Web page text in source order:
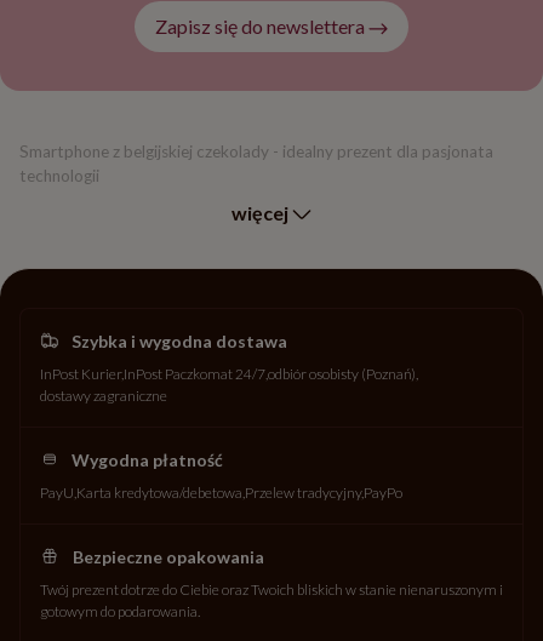
Zapisz się do newslettera
Smartphone z belgijskiej czekolady - idealny prezent dla pasjonata
technologii
więcej
Szybka i wygodna dostawa
InPost Kurier InPost Paczkomat 24/7odbiór osobisty (Poznań)
dostawy zagraniczne
Wygodna płatność
PayU Karta kredytowa/debetowa Przelew tradycyjny PayPo
Bezpieczne opakowania
Twój prezent dotrze do Ciebie oraz Twoich bliskich w stanie nienaruszonym i
gotowym do podarowania.